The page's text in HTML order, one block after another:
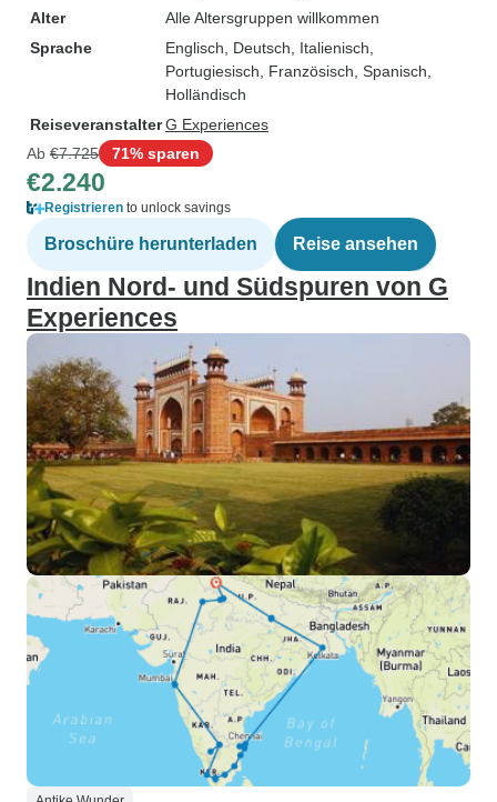
Alter
Alle Altersgruppen willkommen
Sprache
Englisch, Deutsch, Italienisch,
Portugiesisch, Französisch, Spanisch,
Holländisch
ReiseveranstalterG Experiences
Ab €7.725 71% sparen
€2.240
Registrieren to unlock savings
Broschüre herunterladen Reise ansehen
Indien Nord- und Südspuren von G
Experiences